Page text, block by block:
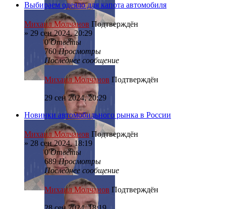
Выбираем одеяло для капота автомобиля
Михаил Молчанов Подтверждён
» 29 сен 2024, 20:29
0Ответы
760Просмотры
Последнее сообщение
Михаил Молчанов Подтверждён
29 сен 2024, 20:29
Новинки автомобильного рынка в России
Михаил Молчанов Подтверждён
» 28 сен 2024, 18:19
0Ответы
689Просмотры
Последнее сообщение
Михаил Молчанов Подтверждён